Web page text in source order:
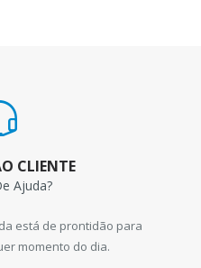
CLIENTE
Ajuda?
está de prontidão para
momento do dia.